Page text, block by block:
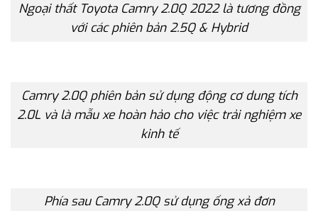
Ngoại thất Toyota Camry 2.0Q 2022 là tương đồng
với các phiên bản 2.5Q & Hybrid
Camry 2.0Q phiên bản sử dụng động cơ dung tích
2.0L và là mẫu xe hoàn hảo cho việc trải nghiệm xe
kinh tế
Phía sau Camry 2.0Q sử dụng ống xả đơn